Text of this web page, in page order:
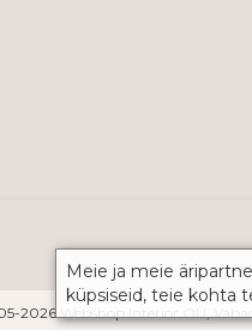
Meie ja meie
küpsiseid, teie kohta
2026 Webshop Interior OÜ,